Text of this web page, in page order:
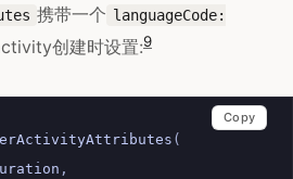
携带一个 languageCode:
创建时设置:9
(
,
Copy